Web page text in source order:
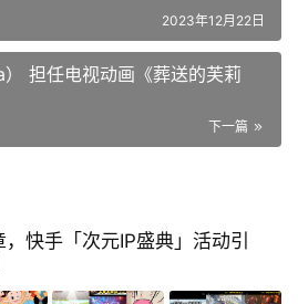
2023年12月22日
担任电视动画《葬送的芙莉
下一篇
快手「次元IP盛典」活动引